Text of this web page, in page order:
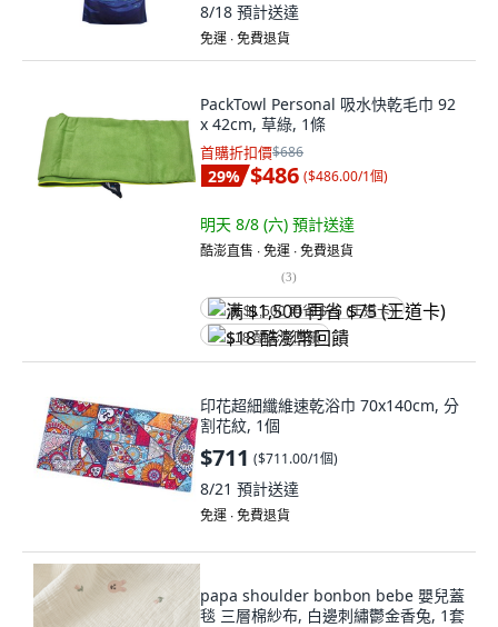
8/18 預計送達
免運 ∙ 免費退貨
PackTowl Personal 吸水快乾毛巾 92
x 42cm, 草綠, 1條
首購折扣價$686
29% $486 ($486.00/1個)
明天 8/8 (六) 預計送達
酷澎直售 ∙ 免運 ∙ 免費退貨
(3)
满 $1,500 再省 $75 (王道卡)
$18 酷澎幣回饋
印花超細纖維速乾浴巾 70x140cm, 分
割花紋, 1個
$711 ($711.00/1個)
8/21 預計送達
免運 ∙ 免費退貨
papa shoulder bonbon bebe 嬰兒蓋
毯 三層棉紗布, 白邊刺繡鬱金香兔, 1套